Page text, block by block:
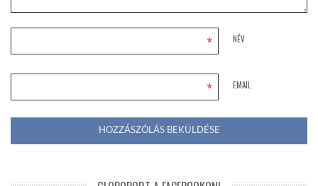
NÉV
*
EMAIL
*